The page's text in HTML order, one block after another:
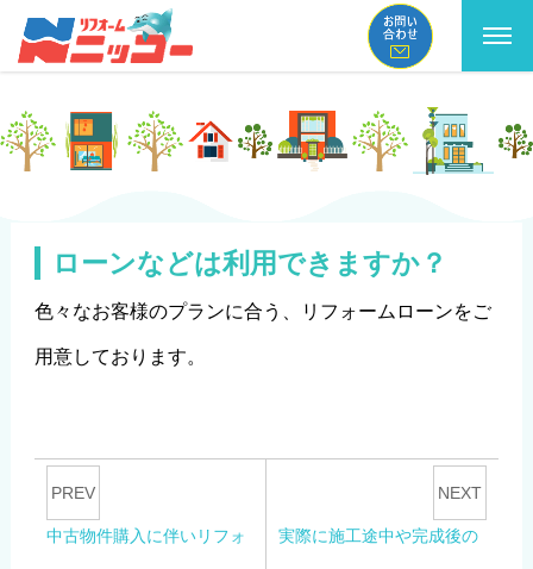
ン
ローンなどは利用できますか？
色々なお客様のプランに合う、リフォームローンをご
用意しております。
PREV
中古物件購入に伴いリフォ
NEXT
実際に施工途中や完成後の